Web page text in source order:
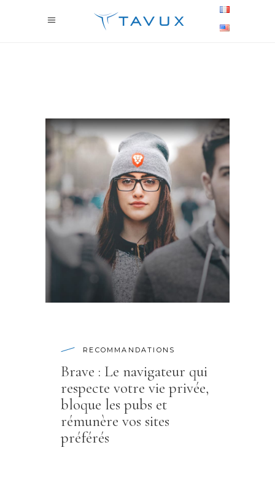
RECOMMANDATIONS
Brave : Le navigateur qui
respecte votre vie privée,
bloque les pubs et
rémunère vos sites
préférés